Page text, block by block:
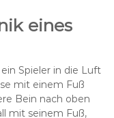
eines
Spieler in die Luft
mit einem Fuß
Bein nach oben
mit seinem Fuß,